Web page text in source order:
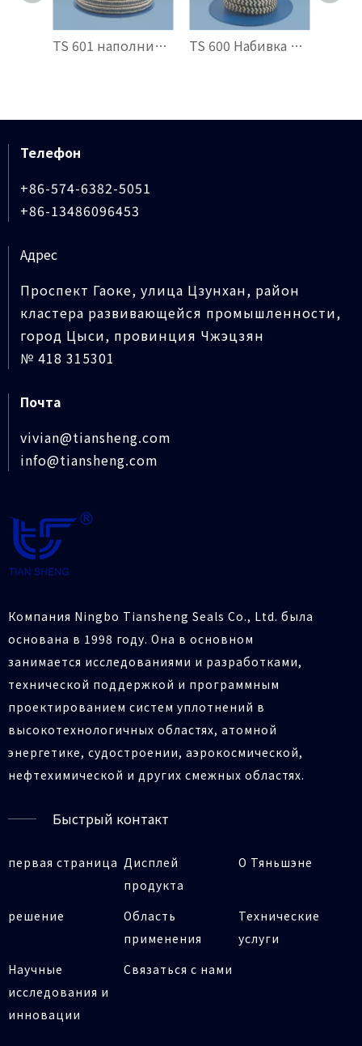
TS 601 наполнитель GFO®, армированный тетрагональным арамидом TS 600 Набивка из переплетенного арамида и графита из ПТФЭ
Телефон
+86-574-6382-5051
+86-13486096453
Адрес
Проспект Гаоке, улица Цзунхан, район
кластера развивающейся промышленности,
город Цыси, провинция Чжэцзян
№ 418 315301
Почта
vivian@tiansheng.com
info@tiansheng.com
Компания Ningbo Tiansheng Seals Co., Ltd. была
основана в 1998 году. Она в основном
занимается исследованиями и разработками,
технической поддержкой и программным
проектированием систем уплотнений в
высокотехнологичных областях, атомной
энергетике, судостроении, аэрокосмической,
нефтехимической и других смежных областях.
Быстрый контакт
первая страница Дисплей
продукта
О Тяньшэне
решение
Область
применения
Технические
услуги
Научные
исследования и
инновации
Связаться с нами